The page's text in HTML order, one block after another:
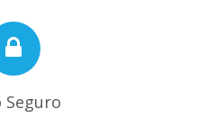
Seguro